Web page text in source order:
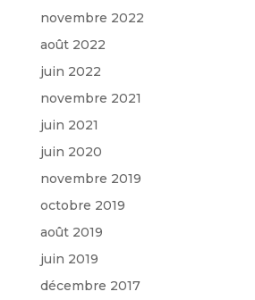
novembre 2022
août 2022
juin 2022
novembre 2021
juin 2021
juin 2020
novembre 2019
octobre 2019
août 2019
juin 2019
décembre 2017